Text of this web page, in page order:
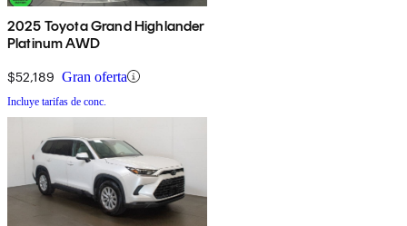
2025 Toyota Grand Highlander
Platinum AWD
$52,189 Gran oferta
Incluye tarifas de conc.